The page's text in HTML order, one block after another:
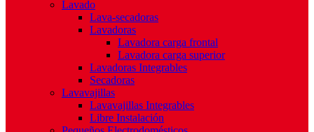
Lavado
Lava-secadoras
Lavadoras
Lavadora carga frontal
Lavadora carga superior
Lavadoras Integrables
Secadoras
Lavavajillas
Lavavajillas Integrables
Libre Instalación